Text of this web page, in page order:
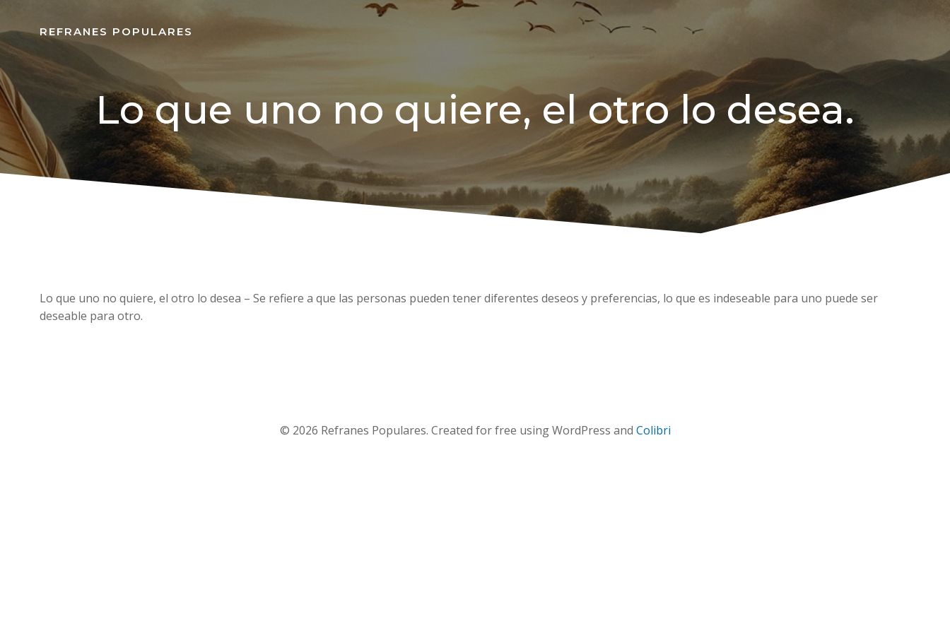
REFRANES POPULARES
Lo que uno no quiere, el otro lo desea.
Lo que uno no quiere, el otro lo desea – Se refiere a que las personas pueden tener diferentes deseos y preferencias, lo que es indeseable para uno puede ser
deseable para otro.
© 2026 Refranes Populares. Created for free using WordPress and Colibri